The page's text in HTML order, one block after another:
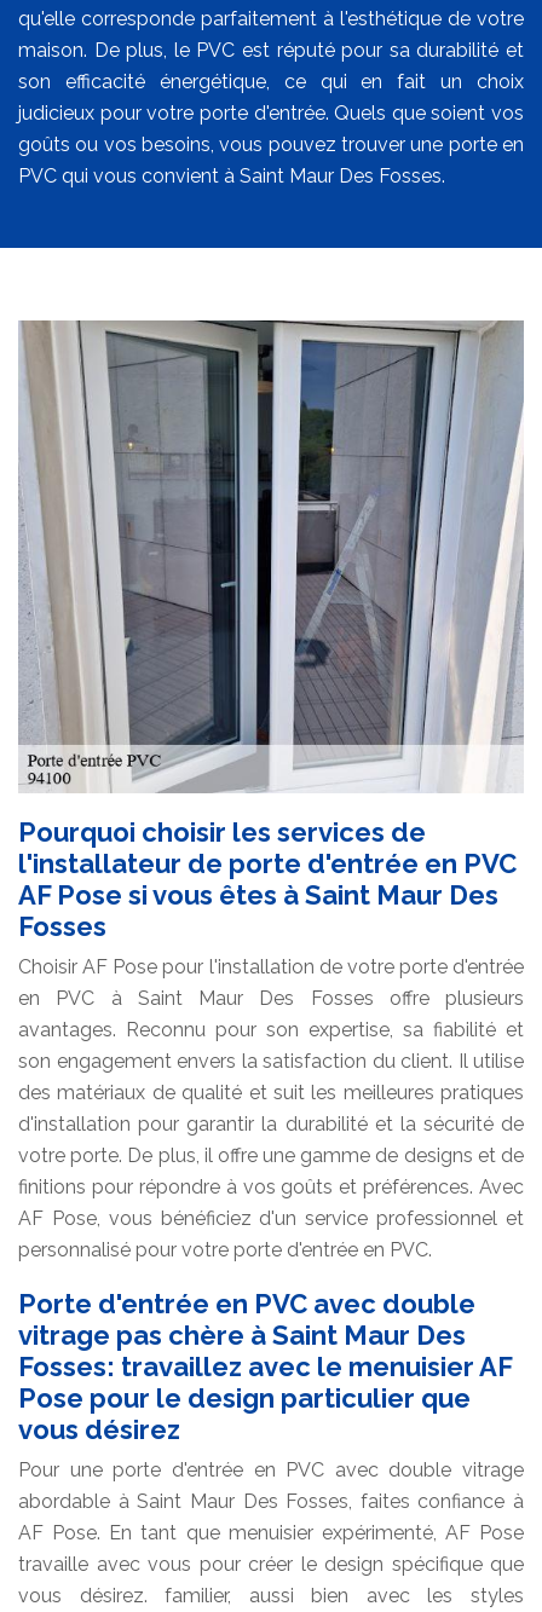
qu'elle corresponde parfaitement à l'esthétique de votre
maison. De plus, le PVC est réputé pour sa durabilité et
son efficacité énergétique, ce qui en fait un choix
judicieux pour votre porte d'entrée. Quels que soient vos
goûts ou vos besoins, vous pouvez trouver une porte en
PVC qui vous convient à Saint Maur Des Fosses.
Pourquoi choisir les services de
l'installateur de porte d'entrée en PVC
AF Pose si vous êtes à Saint Maur Des
Fosses
Choisir AF Pose pour l'installation de votre porte d'entrée
en PVC à Saint Maur Des Fosses offre plusieurs
avantages. Reconnu pour son expertise, sa fiabilité et
son engagement envers la satisfaction du client. Il utilise
des matériaux de qualité et suit les meilleures pratiques
d'installation pour garantir la durabilité et la sécurité de
votre porte. De plus, il offre une gamme de designs et de
finitions pour répondre à vos goûts et préférences. Avec
AF Pose, vous bénéficiez d'un service professionnel et
personnalisé pour votre porte d'entrée en PVC.
Porte d'entrée en PVC avec double
vitrage pas chère à Saint Maur Des
Fosses: travaillez avec le menuisier AF
Pose pour le design particulier que
vous désirez
Pour une porte d'entrée en PVC avec double vitrage
abordable à Saint Maur Des Fosses, faites confiance à
AF Pose. En tant que menuisier expérimenté, AF Pose
travaille avec vous pour créer le design spécifique que
vous désirez. familier, aussi bien avec les styles